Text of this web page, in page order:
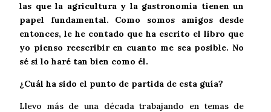
las que la agricultura y la gastronomía tienen un
papel fundamental. Como somos amigos desde
entonces, le he contado que ha escrito el libro que
yo pienso reescribir en cuanto me sea posible. No
sé si lo haré tan bien como él.
¿Cuál ha sido el punto de partida de esta guía?
Llevo más de una década trabajando en temas de